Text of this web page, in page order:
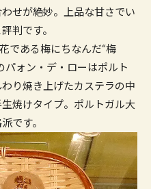
せが絶妙。上品な甘さでい
判です。
である梅にちなんだ“梅
パォン・デ・ローはポルト
り焼き上げたカステラの中
焼けタイプ。ポルトガル大
です。